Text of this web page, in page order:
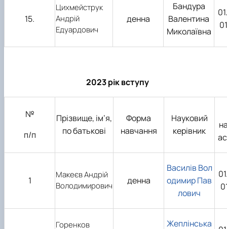
15.
Цихмейструк
Андрій
Едуардович
денна
Бандура
Валентина
Миколаївна
2023 рік вступу
№
п/п
Прізвище, ім’я,
по батькові
Форма
навчання
Науковий
керівник
1
Макеєв Андрій
Володимирович
денна
Василів Вол
одимир Пав
лович
Горенков
Жеплінська